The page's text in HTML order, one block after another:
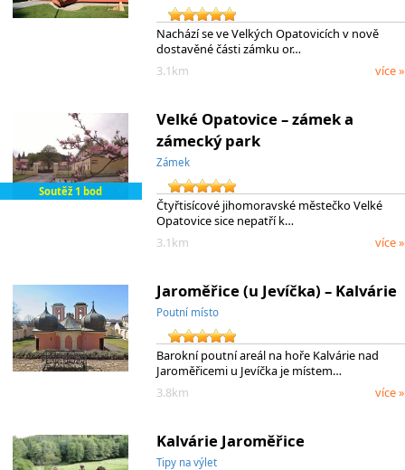
Nachází se ve Velkých Opatovicích v nově
dostavěné části zámku or…
3.1km
více »
Soutěž 1 bod
Velké Opatovice – zámek a
zámecký park
Zámek
Čtyřtisícové jihomoravské městečko Velké
Opatovice sice nepatří k…
3.1km
více »
Jaroměřice (u Jevíčka) – Kalvárie
Poutní místo
Barokní poutní areál na hoře Kalvárie nad
Jaroměřicemi u Jevíčka je místem…
3.8km
více »
Kalvárie Jaroměřice
Tipy na výlet